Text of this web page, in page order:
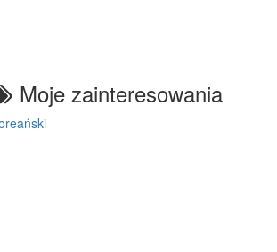
Moje zainteresowania